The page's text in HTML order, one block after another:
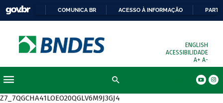
COMUNICA BR ACESSO À INFORMAÇÃO
ENGLISH
ACESSIBILIDADE
A+ A-
Z7_7QGCHA41LOEO20QGLV6M9J3GJ4